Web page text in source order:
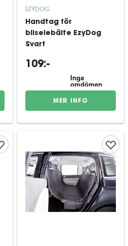
EZYDOG
Handtag för
bilselebälte EzyDog
Svart
109:-
MER INFO